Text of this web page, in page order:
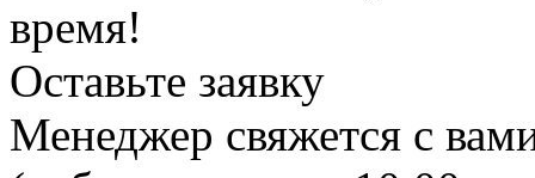
время!
Оставьте заявку
Менеджер свяжется с